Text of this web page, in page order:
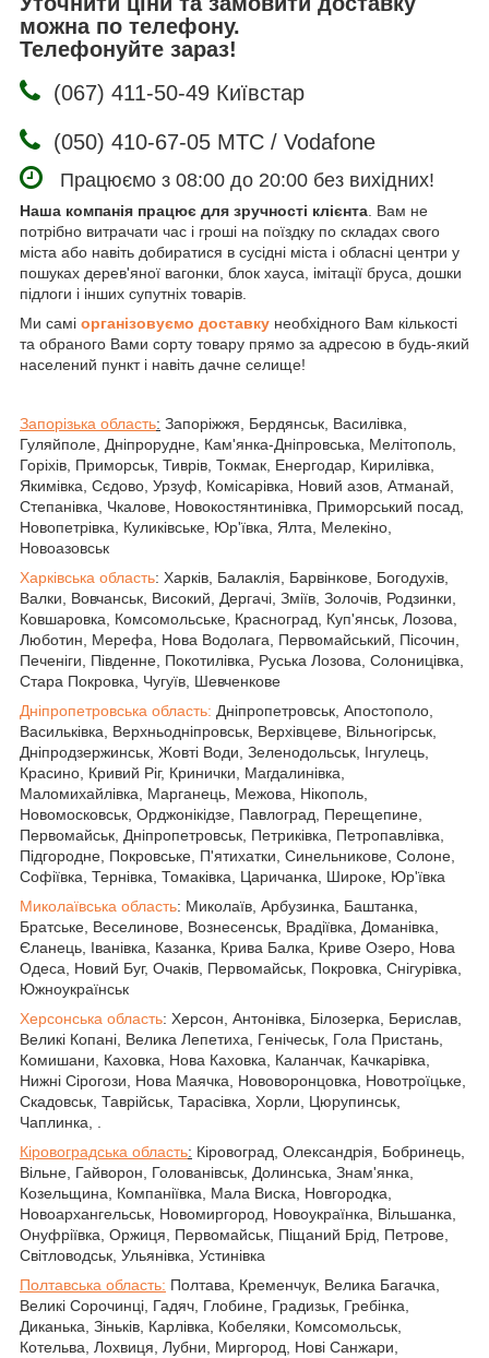
можна по телефону.
Телефонуйте зараз!
(067) 411-50-49 Київстар
(050) 410-67-05 МТС / Vodafone
Працюємо з 08:00 до 20:00 без вихідних!
Наша компанія працює для зручності клієнта. Вам не
потрібно витрачати час і гроші на поїздку по складах свого
міста або навіть добиратися в сусідні міста і обласні центри у
пошуках дерев'яної вагонки, блок хауса, імітації бруса, дошки
підлоги і інших супутніх товарів.
Ми самі організовуємо доставку необхідного Вам кількості
та обраного Вами сорту товару прямо за адресою в будь-який
населений пункт і навіть дачне селище!
Запорізька область: Запоріжжя, Бердянськ, Василівка,
Гуляйполе, Дніпрорудне, Кам'янка-Дніпровська, Мелітополь,
Горіхів, Приморськ, Тиврів, Токмак, Енергодар, Кирилівка,
Якимівка, Сєдово, Урзуф, Комісарівка, Новий азов, Атманай,
Степанівка, Чкалове, Новокостянтинівка, Приморський посад,
Новопетрівка, Куликівське, Юр'ївка, Ялта, Мелекіно,
Новоазовськ
Харківська область: Харків, Балаклія, Барвінкове, Богодухів,
Валки, Вовчанськ, Високий, Дергачі, Зміїв, Золочів, Родзинки,
Ковшаровка, Комсомольське, Красноград, Куп'янськ, Лозова,
Люботин, Мерефа, Нова Водолага, Первомайський, Пісочин,
Печеніги, Південне, Покотилівка, Руська Лозова, Солоницівка,
Стара Покровка, Чугуїв, Шевченкове
Дніпропетровська область: Дніпропетровськ, Апостополо,
Васильківка, Верхньодніпровськ, Верхівцеве, Вільногірськ,
Дніпродзержинськ, Жовті Води, Зеленодольськ, Інгулець,
Красино, Кривий Ріг, Кринички, Магдалинівка,
Маломихайлівка, Марганець, Межова, Нікополь,
Новомосковськ, Орджонікідзе, Павлоград, Перещепине,
Первомайськ, Дніпропетровськ, Петриківка, Петропавлівка,
Підгородне, Покровське, П'ятихатки, Синельникове, Солоне,
Софіївка, Тернівка, Томаківка, Царичанка, Широке, Юр'ївка
Миколаївська область: Миколаїв, Арбузинка, Баштанка,
Братське, Веселинове, Вознесенськ, Врадіївка, Доманівка,
Єланець, Іванівка, Казанка, Крива Балка, Криве Озеро, Нова
Одеса, Новий Буг, Очаків, Первомайськ, Покровка, Снігурівка,
Южноукраїнськ
Херсонська область: Херсон, Антонівка, Білозерка, Берислав,
Великі Копані, Велика Лепетиха, Генічеськ, Гола Пристань,
Комишани, Каховка, Нова Каховка, Каланчак, Качкарівка,
Нижні Сірогози, Нова Маячка, Нововоронцовка, Новотроїцьке,
Скадовськ, Таврійськ, Тарасівка, Хорли, Цюрупинськ,
Чаплинка, .
Кіровоградська область: Кіровоград, Олександрія, Бобринець,
Вільне, Гайворон, Голованівськ, Долинська, Знам'янка,
Козельщина, Компаніївка, Мала Виска, Новгородка,
Новоархангельськ, Новомиргород, Новоукраїнка, Вільшанка,
Онуфріївка, Оржиця, Первомайськ, Піщаний Брід, Петрове,
Світловодськ, Ульянівка, Устинівка
Полтавська область: Полтава, Кременчук, Велика Багачка,
Великі Сорочинці, Гадяч, Глобине, Градизьк, Гребінка,
Диканька, Зіньків, Карлівка, Кобеляки, Комсомольськ,
Котельва, Лохвиця, Лубни, Миргород, Нові Санжари,